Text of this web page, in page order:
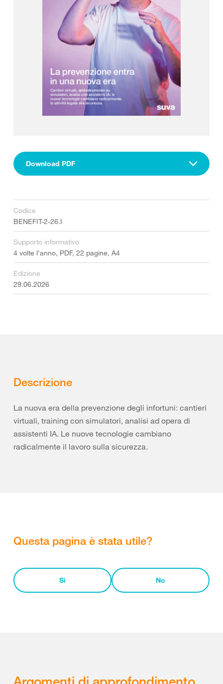
Download PDF
Codice
BENEFIT-2-26.I
Supporto informativo
4 volte l'anno, PDF, 22 pagine, A4
Edizione
29.06.2026
Descrizione
La nuova era della prevenzione degli infortuni: cantieri
virtuali, training con simulatori, analisi ad opera di
assistenti IA. Le nuove tecnologie cambiano
radicalmente il lavoro sulla sicurezza.
Questa pagina è stata utile?
Sì No